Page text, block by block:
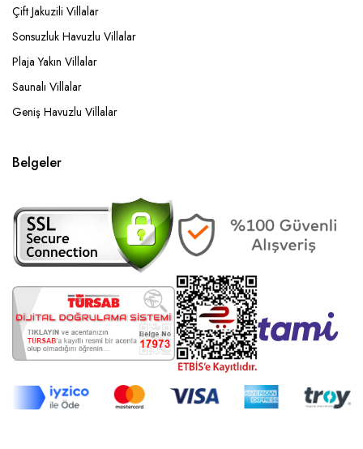
Çift Jakuzili Villalar
Sonsuzluk Havuzlu Villalar
Plaja Yakın Villalar
Saunalı Villalar
Geniş Havuzlu Villalar
Belgeler